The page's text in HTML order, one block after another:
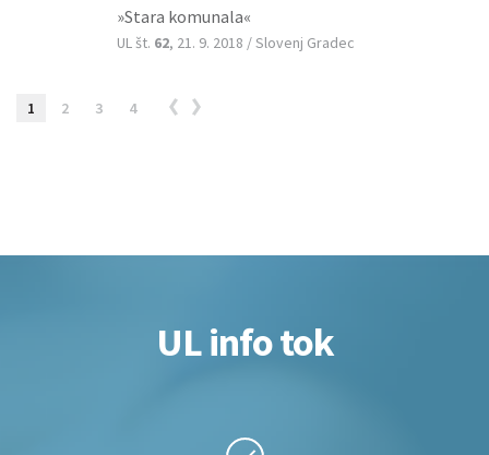
»Stara komunala«
UL št. 62, 21. 9. 2018 / Slovenj Gradec
1 2 3 4
UL info tok